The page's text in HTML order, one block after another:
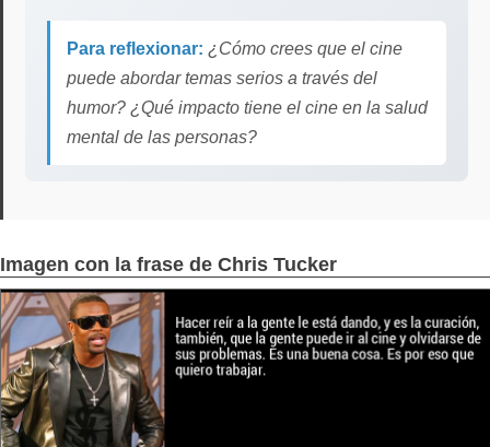
Para reflexionar: ¿Cómo crees que el cine
puede abordar temas serios a través del
humor? ¿Qué impacto tiene el cine en la salud
mental de las personas?
Imagen con la frase de Chris Tucker